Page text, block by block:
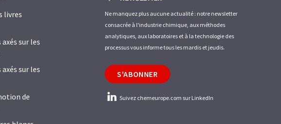
livres
sur les
sur les
de
Ne manquez plus aucune actualité : notre newsletter
consacrée à l'industrie chimique, aux méthodes
analytiques, aux laboratoires et à la technologie des
processus vous informe tous les mardis et jeudis.
S'ABONNER
Suivez chemeurope.com sur LinkedIn